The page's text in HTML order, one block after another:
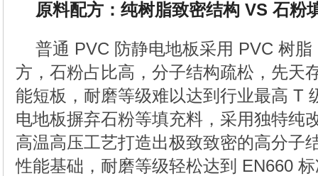
原料配方：纯树脂致密结构 VS 石粉
普通 PVC 防静电地板采用 PVC 树
方，石粉占比高，分子结构疏松，先天
能短板，耐磨等级难以达到行业最高 T
电地板摒弃石粉等填充料，采用独特纯
高温高压工艺打造出极致致密的高分子
性能基础，耐磨等级轻松达到 EN660